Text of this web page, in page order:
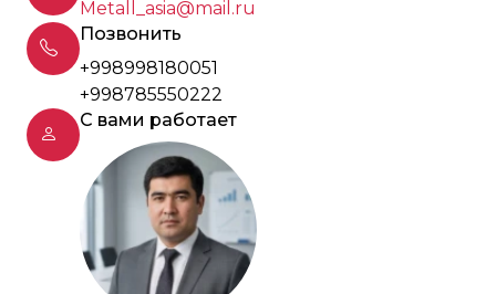
Metall_asia@mail.ru
Позвонить
+998998180051
+998785550222
С вами работает